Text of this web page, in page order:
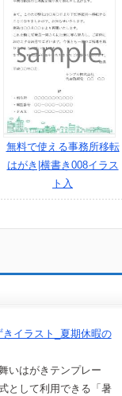
無料で使える事務所移転
はがき|横書き008イラス
ト入
イラスト_夏期休暇の
いはがきテンプレー
として利用できる「暑